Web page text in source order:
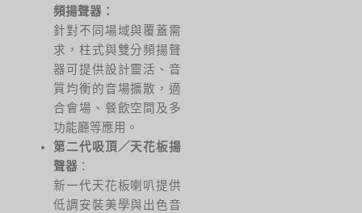
頻揚聲器 ：
針對不同場域與覆蓋需
求，柱式與雙分頻揚聲
器可提供設計靈活、音
質均衡的音場擴散，適
合會場、餐飲空間及多
功能廳等應用。
第二代吸頂／天花板揚
聲器 ：
新一代天花板喇叭提供
低調安裝美學與出色音